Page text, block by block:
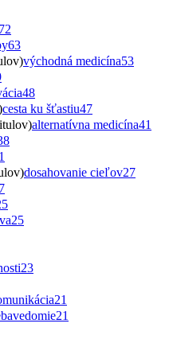
72
63
východná medicína53
48
cesta ku šťastiu47
alternatívna medicína41
dosahovanie cieľov27
25
23
21
21